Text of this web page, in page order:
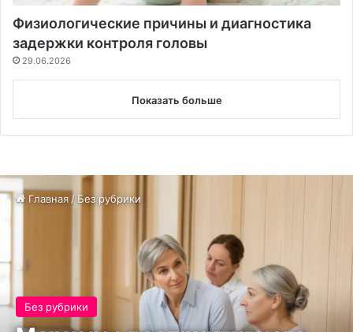
Физиологические причины и диагностика
задержки контроля головы
29.06.2026
Показать больше